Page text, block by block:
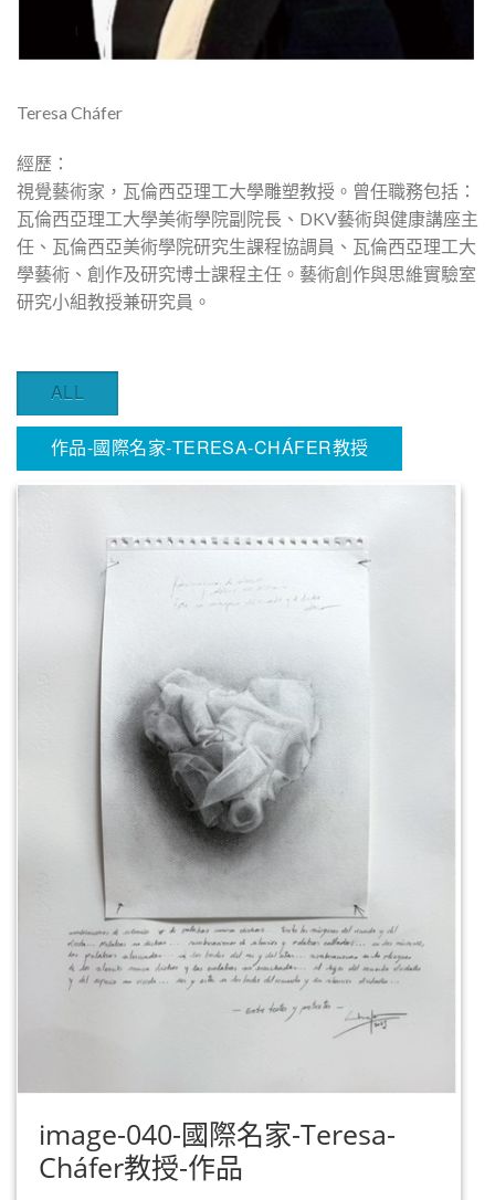
Teresa Cháfer
經歷：
視覺藝術家，瓦倫西亞理工大學雕塑教授。曾任職務包括：
瓦倫西亞理工大學美術學院副院長、DKV藝術與健康講座主
任、瓦倫西亞美術學院研究生課程協調員、瓦倫西亞理工大
學藝術、創作及研究博士課程主任。藝術創作與思維實驗室
研究小組教授兼研究員。
ALL
作品-國際名家-TERESA-CHÁFER教授
image-040-國際名家-Teresa-
Cháfer教授-作品